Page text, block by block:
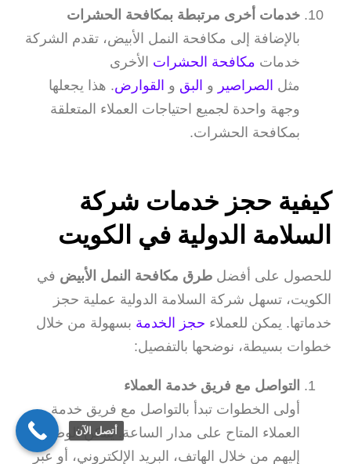
خدمات أخرى مرتبطة بمكافحة الحشرات
بالإضافة إلى مكافحة النمل الأبيض، تقدم الشركة
خدمات مكافحة الحشرات الأخرى
مثل الصراصير و البق و القوارض. هذا يجعلها
وجهة واحدة لجميع احتياجات العملاء المتعلقة
بمكافحة الحشرات.
كيفية حجز خدمات شركة
السلامة الدولية في الكويت
للحصول على أفضل طرق مكافحة النمل الأبيض في
الكويت، تسهل شركة السلامة الدولية عملية حجز
خدماتها. يمكن للعملاء حجز الخدمة بسهولة من خلال
خطوات بسيطة، نوضحها بالتفصيل:
التواصل مع فريق خدمة العملاء
أولى الخطوات تبدأ بالتواصل مع فريق خدمة
العملاء المتاح على مدار الساعة. يمكن الوصول
إليهم من خلال الهاتف، البريد الإلكتروني، أو عبر
أتصل الآن